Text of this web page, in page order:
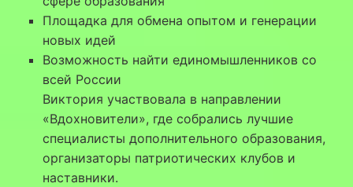
Площадка для обмена опытом и генерации
новых идей
Возможность найти единомышленников со
всей России
Виктория участвовала в направлении
«Вдохновители», где собрались лучшие
специалисты дополнительного образования,
организаторы патриотических клубов и
наставники.